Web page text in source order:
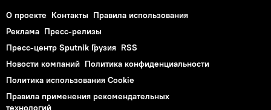
О проекте Контакты Правила использования
Реклама Пресс-релизы
Пресс-центр Sputnik Грузия RSS
Новости компаний Политика конфиденциальности
Политика использования Cookie
Правила применения рекомендательных
технологий